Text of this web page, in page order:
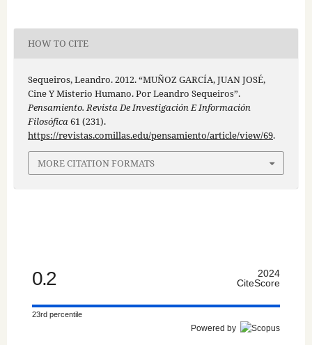
HOW TO CITE
Sequeiros, Leandro. 2012. “MUÑOZ GARCÍA, JUAN JOSÉ,
Cine Y Misterio Humano. Por Leandro Sequeiros”.
Pensamiento. Revista De Investigación E Información
Filosófica61 (231).
https://revistas.comillas.edu/pensamiento/article/view/69.
MORE CITATION FORMATS
0.2
2024
CiteScore
23rd percentile
Powered by